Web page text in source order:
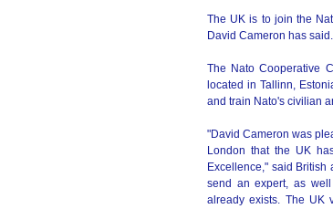
The UK is to join the
David Cameron has said.
The Nato Cooperative
located in Tallinn,
and train Nato's civilian
"David Cameron was
London that the UK
Excellence," said British
send an expert, as
already exists. The UK